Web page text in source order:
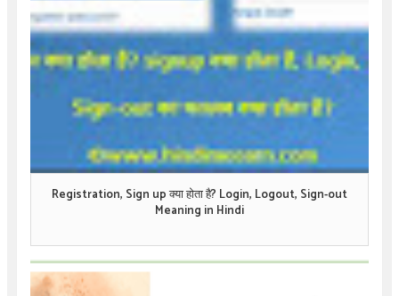
Registration, Sign up क्या होता है? Login, Logout, Sign-out
Meaning in Hindi